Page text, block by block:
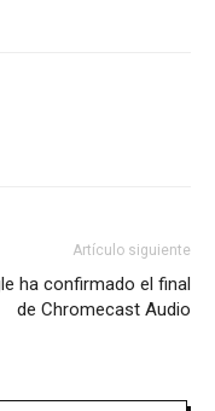
Artículo siguiente
ha confirmado el final
de Chromecast Audio